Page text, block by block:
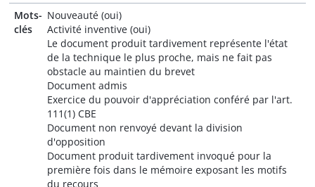
Mots-
clés
Nouveauté (oui)
Activité inventive (oui)
Le document produit tardivement représente l'état
de la technique le plus proche, mais ne fait pas
obstacle au maintien du brevet
Document admis
Exercice du pouvoir d'appréciation conféré par l'art.
111(1) CBE
Document non renvoyé devant la division
d'opposition
Document produit tardivement invoqué pour la
première fois dans le mémoire exposant les motifs
du recours